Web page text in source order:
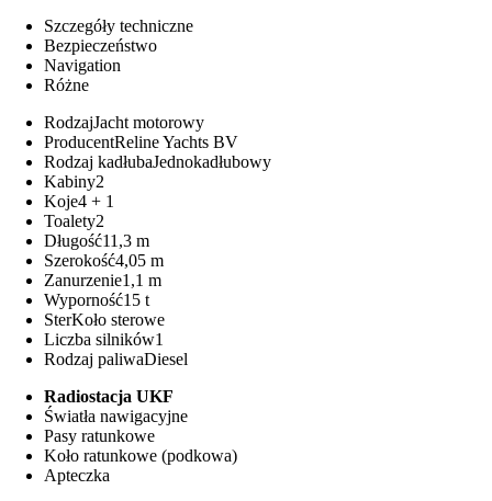
Szczegóły techniczne
Bezpieczeństwo
Navigation
Różne
RodzajJacht motorowy
ProducentReline Yachts BV
Rodzaj kadłubaJednokadłubowy
Kabiny2
Koje4 + 1
Toalety2
Długość11,3 m
Szerokość4,05 m
Zanurzenie1,1 m
Wyporność15 t
SterKoło sterowe
Liczba silników1
Rodzaj paliwaDiesel
Radiostacja UKF
Światła nawigacyjne
Pasy ratunkowe
Koło ratunkowe (podkowa)
Apteczka